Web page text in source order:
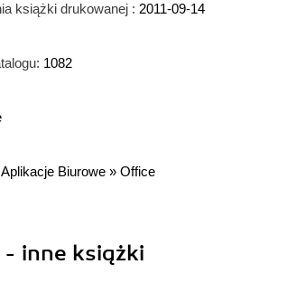
książki drukowanej : 2011-09-14
1082
Aplikacje Biurowe » Office
- inne książki